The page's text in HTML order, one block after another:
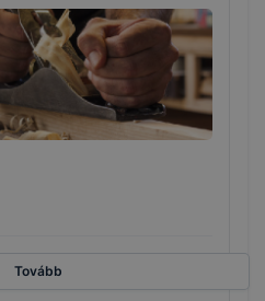
Tovább